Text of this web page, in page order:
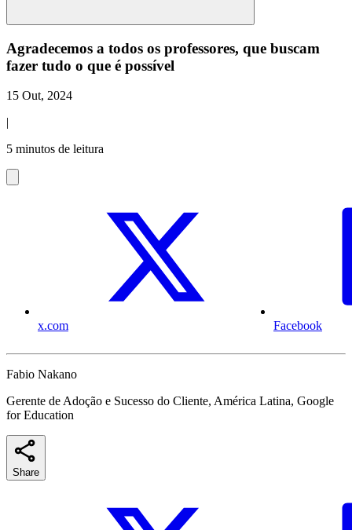
Agradecemos a todos os professores, que buscam
fazer tudo o que é possível
15 Out, 2024
|
5 minutos de leitura
x.com Facebook
Fabio Nakano
Gerente de Adoção e Sucesso do Cliente, América Latina, Google
for Education
Share